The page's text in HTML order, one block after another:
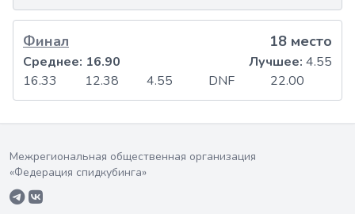
Финал 18 место
16.33 12.38 4.55 DNF 22.00
Среднее: 16.90 Лучшее: 4.55
Межрегиональная общественная организация
«Федерация спидкубинга»